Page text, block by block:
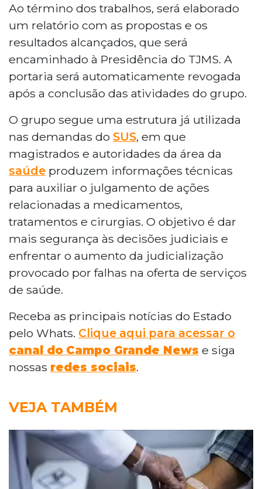
Ao término dos trabalhos, será elaborado
um relatório com as propostas e os
resultados alcançados, que será
encaminhado à Presidência do TJMS. A
portaria será automaticamente revogada
após a conclusão das atividades do grupo.
O grupo segue uma estrutura já utilizada
nas demandas do SUS, em que
magistrados e autoridades da área da
saúde produzem informações técnicas
para auxiliar o julgamento de ações
relacionadas a medicamentos,
tratamentos e cirurgias. O objetivo é dar
mais segurança às decisões judiciais e
enfrentar o aumento da judicialização
provocado por falhas na oferta de serviços
de saúde.
Receba as principais notícias do Estado
pelo Whats. Clique aqui para acessar o
canal do Campo Grande News e siga
nossas redes sociais.
VEJA TAMBÉM